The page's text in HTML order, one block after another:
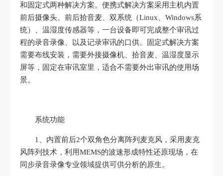
和固定式两种解决方案。便携式解决方案采用主机内置
前后摄像头、前后拾音麦、双系统（Linux、Windows系
统）、温湿度传感器等，一台设备即可完成整个审讯过
程的录音录像、以及记录审讯的口供。固定式解决方案
需要布线安装，需要外接摄像机、拾音麦、温湿度显示
屏等，固定在审讯室里，适合不需要外出审讯的使用场
景。
系统功能
1、内置前后2个双角色分离阵列麦克风，采用麦克
风阵列技术，利用MEMS的波速形成特性还原现场，在
同步录音录像专业领域提供可供分析的原生。